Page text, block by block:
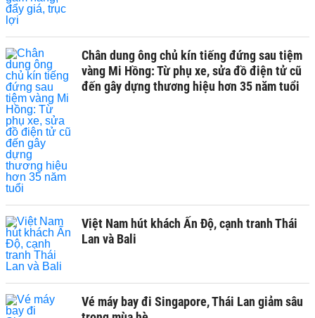
Chân dung ông chủ kín tiếng đứng sau tiệm
vàng Mi Hồng: Từ phụ xe, sửa đồ điện tử cũ
đến gây dựng thương hiệu hơn 35 năm tuổi
Việt Nam hút khách Ấn Độ, cạnh tranh Thái
Lan và Bali
Vé máy bay đi Singapore, Thái Lan giảm sâu